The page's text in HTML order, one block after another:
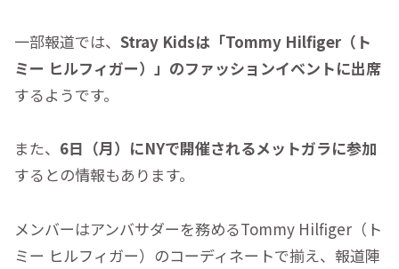
一部報道では、 Stray Kidsは「Tommy Hilfiger（ト
ミー ヒルフィガー）」のファッションイベントに出席
するようです。
また、 6日（月）にNYで開催されるメットガラに参加
するとの情報もあります。
メンバーはアンバサダーを務めるTommy Hilfiger（ト
ミー ヒルフィガー）のコーディネートで揃え、報道陣